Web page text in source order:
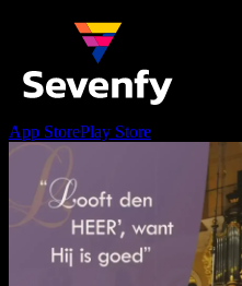
App StorePlay Store